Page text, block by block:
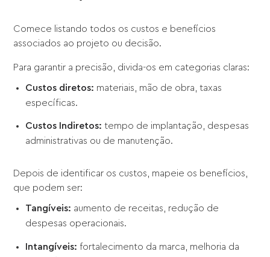
Comece listando todos os custos e benefícios
associados ao projeto ou decisão.
Para garantir a precisão, divida-os em categorias claras:
Custos diretos: materiais, mão de obra, taxas
específicas.
Custos Indiretos:tempo de implantação, despesas
administrativas ou de manutenção.
Depois de identificar os custos, mapeie os benefícios,
que podem ser:
Tangíveis: aumento de receitas, redução de
despesas operacionais.
Intangíveis: fortalecimento da marca, melhoria da